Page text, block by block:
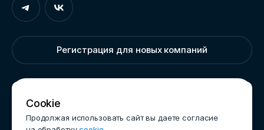
Регистрация для новых компаний
Cookie
Продолжая использовать сайт вы даете согласие
Вход
Укажите вашу корпоративную почту. На неё мы вышлем
ссылку для входа